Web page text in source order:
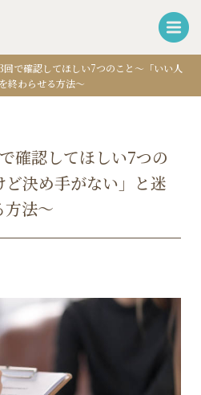
で確認してほしい7つのこと〜「いい人
終わらせる方法〜
確認してほしい7つの
ど決め手がない」と迷
方法〜